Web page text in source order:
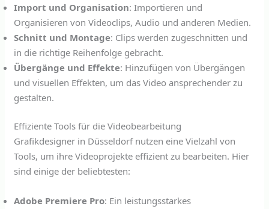
Import und Organisation: Importieren und
Organisieren von Videoclips, Audio und anderen Medien.
Schnitt und Montage: Clips werden zugeschnitten und
in die richtige Reihenfolge gebracht.
Übergänge und Effekte: Hinzufügen von Übergängen
und visuellen Effekten, um das Video ansprechender zu
gestalten.
Effiziente Tools für die Videobearbeitung
Grafikdesigner in Düsseldorf nutzen eine Vielzahl von
Tools, um ihre Videoprojekte effizient zu bearbeiten. Hier
sind einige der beliebtesten:
Adobe Premiere Pro: Ein leistungsstarkes